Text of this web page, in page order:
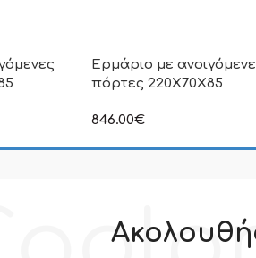
Φ.Π.Α
Ερμάριο με
πόρτες 220X70X85
846.00€
συμπεριλαμβάνεται Φ.Π.Α